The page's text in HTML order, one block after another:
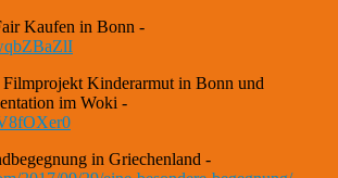
Kaufen in Bonn -
Filmprojekt Kinderarmut in Bonn und
im Woki -
in Griechenland -